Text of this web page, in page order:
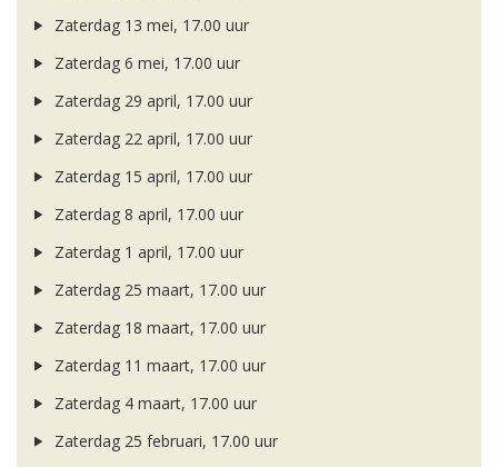
Zaterdag 13 mei, 17.00 uur
Zaterdag 6 mei, 17.00 uur
Zaterdag 29 april, 17.00 uur
Zaterdag 22 april, 17.00 uur
Zaterdag 15 april, 17.00 uur
Zaterdag 8 april, 17.00 uur
Zaterdag 1 april, 17.00 uur
Zaterdag 25 maart, 17.00 uur
Zaterdag 18 maart, 17.00 uur
Zaterdag 11 maart, 17.00 uur
Zaterdag 4 maart, 17.00 uur
Zaterdag 25 februari, 17.00 uur